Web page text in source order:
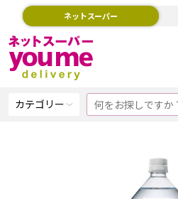
ネットスーパー
カテゴリー